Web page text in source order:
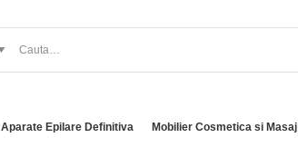
Aparate Epilare Definitiva Mobilier Cosmetica si Masaj